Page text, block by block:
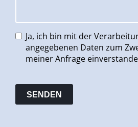
Ja, ich bin mit der
angegebenen Daten zum
meiner Anfrage